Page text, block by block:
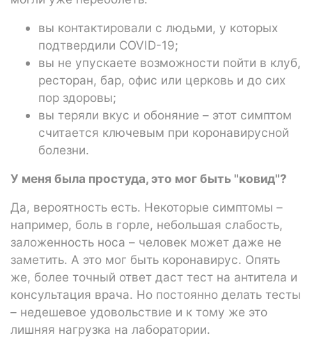
вы контактировали с людьми, у которых
подтвердили COVID-19;
вы не упускаете возможности пойти в клуб,
ресторан, бар, офис или церковь и до сих
пор здоровы;
вы теряли вкус и обоняние – этот симптом
считается ключевым при коронавирусной
болезни.
У меня была простуда, это мог быть "ковид"?
Да, вероятность есть. Некоторые симптомы –
например, боль в горле, небольшая слабость,
заложенность носа – человек может даже не
заметить. А это мог быть коронавирус. Опять
же, более точный ответ даст тест на антитела и
консультация врача. Но постоянно делать тесты
– недешевое удовольствие и к тому же это
лишняя нагрузка на лаборатории.